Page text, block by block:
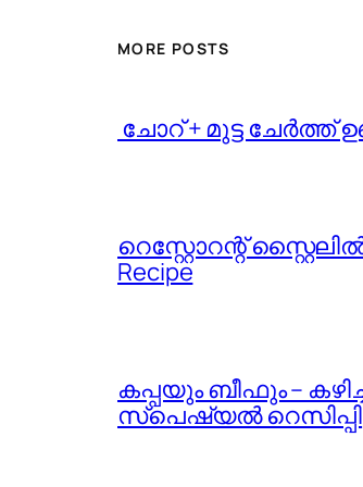
MORE POSTS
ചോറ് + മുട്ട
റെസ്റ്റോറന്റ്
Recipe
കപ്പയും ബീഫും –
സ്പെഷ്യൽ റെസിപ്പി